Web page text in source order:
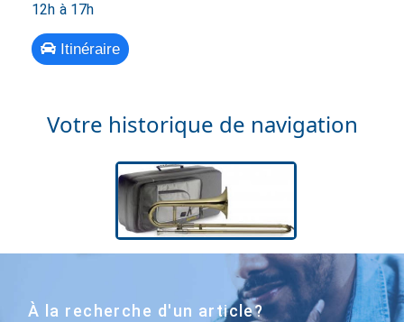
12h à 17h
Itinéraire
Votre historique de navigation
À la recherche d'un article?